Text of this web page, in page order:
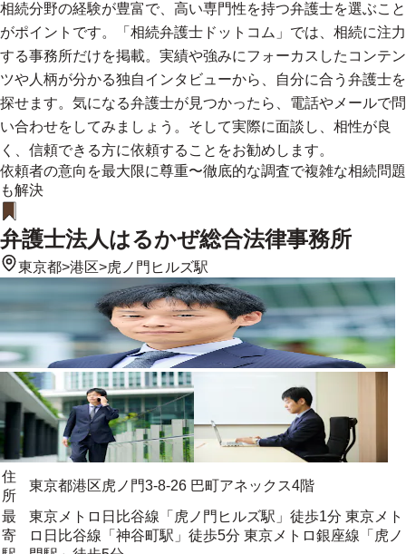
相続分野の経験が豊富で、高い専門性を持つ弁護士を選ぶこと
がポイントです。「相続弁護士ドットコム」では、相続に注力
する事務所だけを掲載。実績や強みにフォーカスしたコンテン
ツや人柄が分かる独自インタビューから、自分に合う弁護士を
探せます。気になる弁護士が見つかったら、電話やメールで問
い合わせをしてみましょう。そして実際に面談し、相性が良
く、信頼できる方に依頼することをお勧めします。
依頼者の意向を最大限に尊重〜徹底的な調査で複雑な相続問題
も解決
弁護士法人はるかぜ総合法律事務所
東京都>港区>虎ノ門ヒルズ駅
住
所
東京都港区虎ノ門3-8-26 巴町アネックス4階
最
寄
東京メトロ日比谷線「虎ノ門ヒルズ駅」徒歩1分 東京メト
ロ日比谷線「神谷町駅」徒歩5分 東京メトロ銀座線「虎ノ